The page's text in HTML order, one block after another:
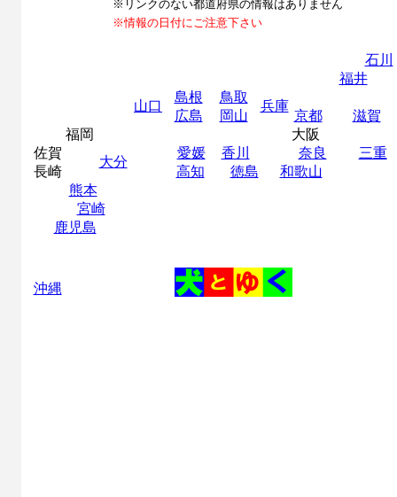
※リンクのない都道府県の情報はありません
※情報の日付にご注意下さい
石川
福井
山口
島根 鳥取
兵庫
広島 岡山 京都
滋賀
福岡
大阪
佐賀
大分
愛媛 香川 奈良
三重
長崎
高知 徳島
和歌山
熊本
宮崎
鹿児島
沖縄